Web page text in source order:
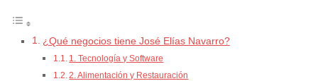
¿Qué negocios tiene José Elías Navarro?
1. Tecnología y Software
2. Alimentación y Restauración